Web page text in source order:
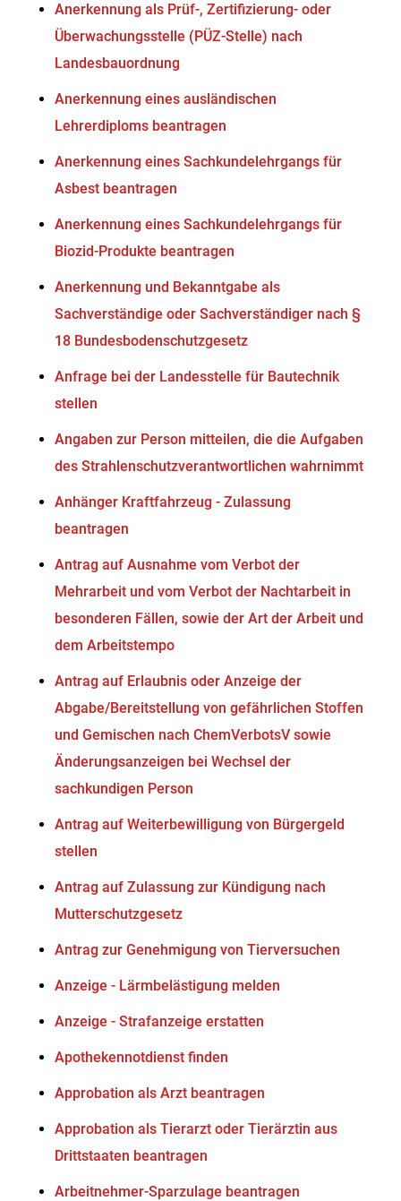
Anerkennung als Prüf-, Zertifizierung- oder
Überwachungsstelle (PÜZ-Stelle) nach
Landesbauordnung
Anerkennung eines ausländischen
Lehrerdiploms beantragen
Anerkennung eines Sachkundelehrgangs für
Asbest beantragen
Anerkennung eines Sachkundelehrgangs für
Biozid-Produkte beantragen
Anerkennung und Bekanntgabe als
Sachverständige oder Sachverständiger nach §
18 Bundesbodenschutzgesetz
Anfrage bei der Landesstelle für Bautechnik
stellen
Angaben zur Person mitteilen, die die Aufgaben
des Strahlenschutzverantwortlichen wahrnimmt
Anhänger Kraftfahrzeug - Zulassung
beantragen
Antrag auf Ausnahme vom Verbot der
Mehrarbeit und vom Verbot der Nachtarbeit in
besonderen Fällen, sowie der Art der Arbeit und
dem Arbeitstempo
Antrag auf Erlaubnis oder Anzeige der
Abgabe/Bereitstellung von gefährlichen Stoffen
und Gemischen nach ChemVerbotsV sowie
Änderungsanzeigen bei Wechsel der
sachkundigen Person
Antrag auf Weiterbewilligung von Bürgergeld
stellen
Antrag auf Zulassung zur Kündigung nach
Mutterschutzgesetz
Antrag zur Genehmigung von Tierversuchen
Anzeige - Lärmbelästigung melden
Anzeige - Strafanzeige erstatten
Apothekennotdienst finden
Approbation als Arzt beantragen
Approbation als Tierarzt oder Tierärztin aus
Drittstaaten beantragen
Arbeitnehmer-Sparzulage beantragen